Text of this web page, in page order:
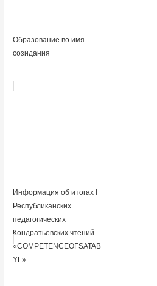
Образование во имя
созидания
Информация об итогах I
Республиканских
педагогических
Кондратьевских чтений
«COMPETENCEOFSATAB
YL»